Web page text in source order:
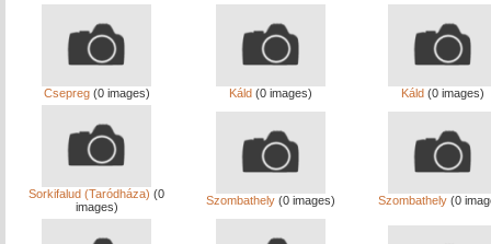
Csepreg(0 images) Káld(0 images) Káld (0 images)
Sorkifalud (Taródháza) (0
images)
Szombathely(0 images) Szombathely (0